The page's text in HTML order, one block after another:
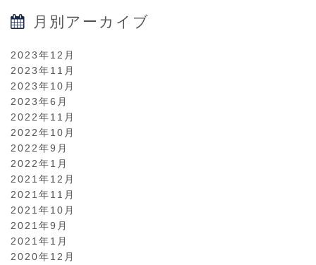
月別アーカイブ
2023年12月
2023年11月
2023年10月
2023年6月
2022年11月
2022年10月
2022年9月
2022年1月
2021年12月
2021年11月
2021年10月
2021年9月
2021年1月
2020年12月